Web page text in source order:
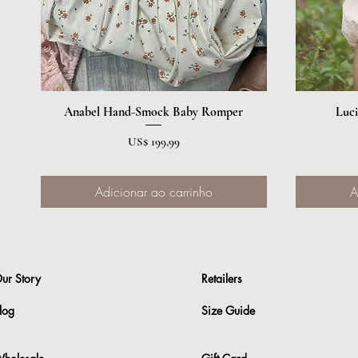
Visualização rápida
Anabel Hand-Smock Baby Romper
Preço
US$ 199,99
Adicionar ao carrinho
Story Retailers
Size Guide